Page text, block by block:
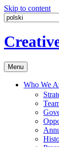
Skip to content
Menu
Who We